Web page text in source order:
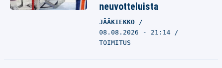
neuvotteluista
JÄÄKIEKKO
08.08.2026 - 21:14
TOIMITUS